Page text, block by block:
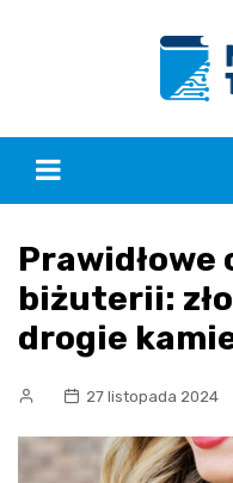
Prawidłowe
biżuterii:
drogie
27 listopada 2024